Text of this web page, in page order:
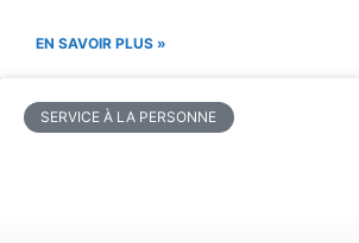
EN SAVOIR PLUS »
SERVICE À LA PERSONNE